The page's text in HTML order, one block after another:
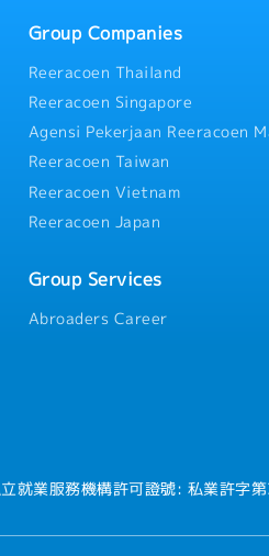
限定
準備住處）
・年收約
・住宅津貼
・出差津貼
Group Companies
Reeracoen Thailand
Reeracoen Singapore
Agensi Pekerjaan Reeracoen
Reeracoen Taiwan
Reeracoen Vietnam
Reeracoen Japan
Group Services
Abroaders Career
就業服務機構許可證號: 私業許字